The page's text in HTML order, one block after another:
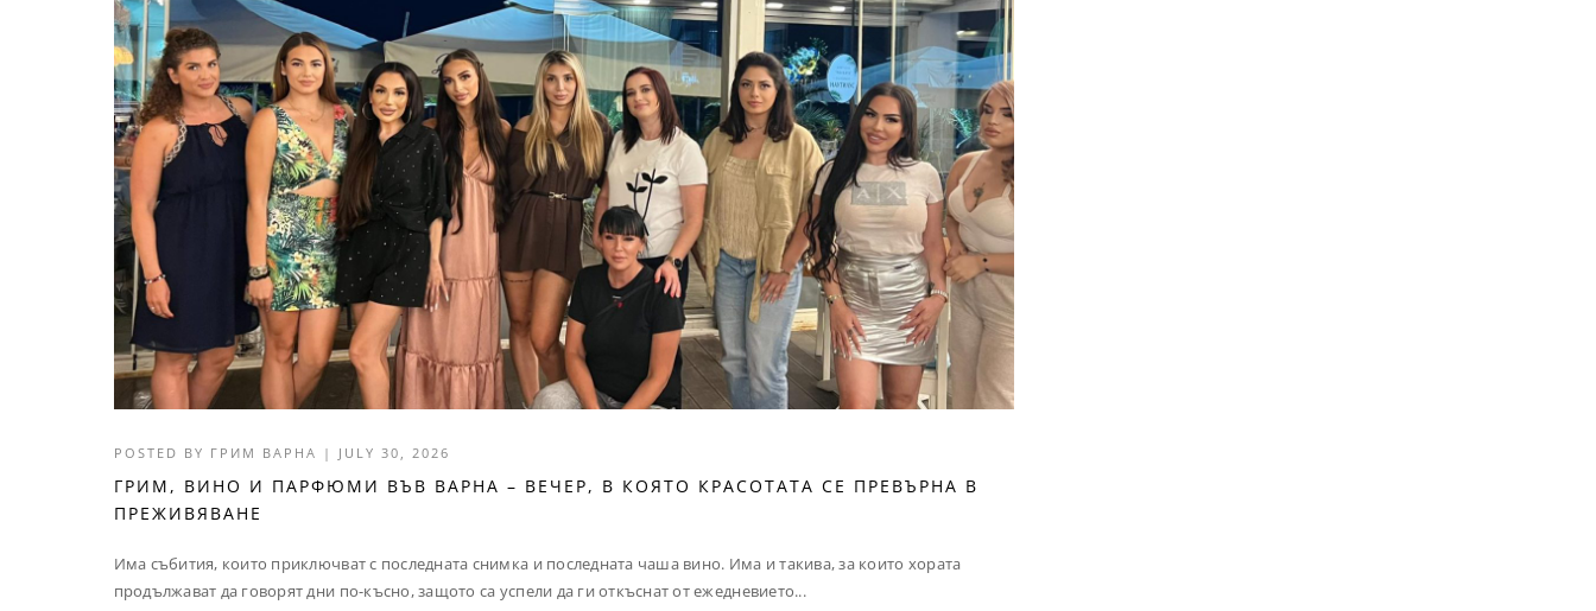
POSTED BY ГРИМ ВАРНА | JULY 30, 2026
ГРИМ, ВИНО И ПАРФЮМИ ВЪВ ВАРНА – ВЕЧЕР, В КОЯТО КРАСОТАТА СЕ ПРЕВЪРНА В
ПРЕЖИВЯВАНЕ
Има събития, които приключват с последната снимка и последната чаша вино. Има и такива, за които хората
продължават да говорят дни по-късно, защото са успели да ги откъснат от ежедневието...